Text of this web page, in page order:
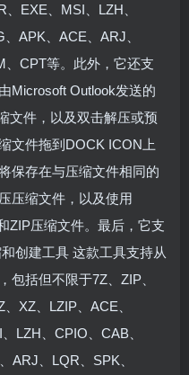
EXE、MSI、LZH、
APK、ACE、ARJ、
、CPT等。此外，它还支
Microsoft Outlook发送的
文件，以及双击解压或预
文件拖到DOCK ICON上
保存在与压缩文件相同的
压缩文件，以及使用
ZIP压缩文件。最后，它支
创建工具 这款工具支持从
包括但不限于7Z、ZIP、
XZ、LZIP、ACE、
LZH、CPIO、CAB、
ARJ、LQR、SPK、